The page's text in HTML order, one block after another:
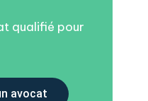
qualifié pour
avocat